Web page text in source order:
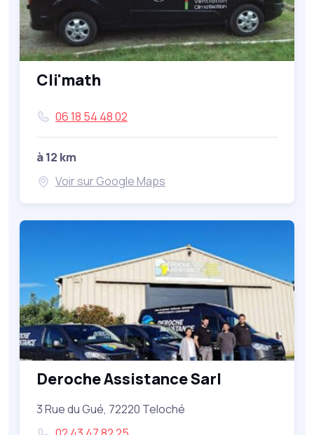
Cli'math
06 18 54 48 02
à 12 km
Voir sur Google Maps
Deroche Assistance Sarl
3 Rue du Gué, 72220 Teloché